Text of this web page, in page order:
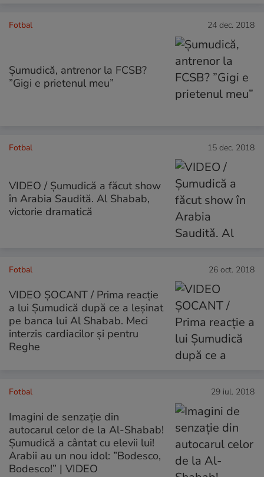
Fotbal 24 dec. 2018
Șumudică, antrenor la FCSB?
”Gigi e prietenul meu”
Fotbal 15 dec. 2018
VIDEO / Șumudică a făcut show
în Arabia Saudită. Al Shabab,
victorie dramatică
Fotbal 26 oct. 2018
VIDEO ȘOCANT / Prima reacție
a lui Șumudică după ce a leșinat
pe banca lui Al Shabab. Meci
interzis cardiacilor și pentru
Reghe
Fotbal 29 iul. 2018
Imagini de senzație din
autocarul celor de la Al-Shabab!
Șumudică a cântat cu elevii lui!
Arabii au un nou idol: ”Bodesco,
Bodesco!” | VIDEO